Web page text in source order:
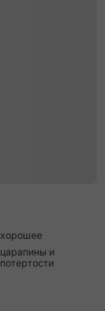
хорошее
царапины и
потертости